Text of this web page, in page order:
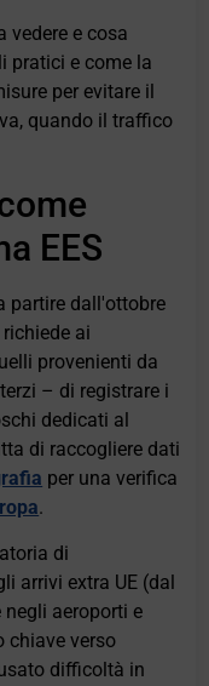
vedere e cosa
pratici e come la
per evitare il
quando il traffico
EES
partire dall'ottobre
richiede ai
provenienti da
– di registrare i
dedicati al
di raccogliere dati
per una verifica
.
di
arrivi extra UE (dal
negli aeroporti e
chiave verso
difficoltà in